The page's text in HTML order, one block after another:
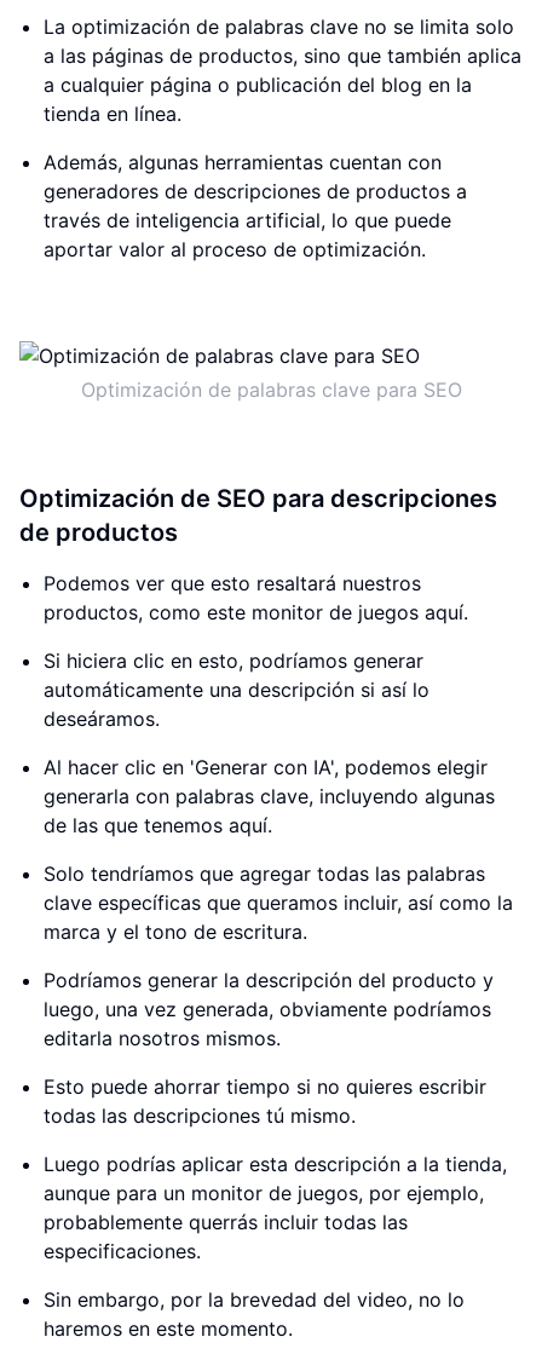
La optimización de palabras clave no se limita solo
a las páginas de productos, sino que también aplica
a cualquier página o publicación del blog en la
tienda en línea.
Además, algunas herramientas cuentan con
generadores de descripciones de productos a
través de inteligencia artificial, lo que puede
aportar valor al proceso de optimización.
Optimización de palabras clave para SEO
Optimización de SEO para descripciones
de productos
Podemos ver que esto resaltará nuestros
productos, como este monitor de juegos aquí.
Si hiciera clic en esto, podríamos generar
automáticamente una descripción si así lo
deseáramos.
Al hacer clic en 'Generar con IA', podemos elegir
generarla con palabras clave, incluyendo algunas
de las que tenemos aquí.
Solo tendríamos que agregar todas las palabras
clave específicas que queramos incluir, así como la
marca y el tono de escritura.
Podríamos generar la descripción del producto y
luego, una vez generada, obviamente podríamos
editarla nosotros mismos.
Esto puede ahorrar tiempo si no quieres escribir
todas las descripciones tú mismo.
Luego podrías aplicar esta descripción a la tienda,
aunque para un monitor de juegos, por ejemplo,
probablemente querrás incluir todas las
especificaciones.
Sin embargo, por la brevedad del video, no lo
haremos en este momento.